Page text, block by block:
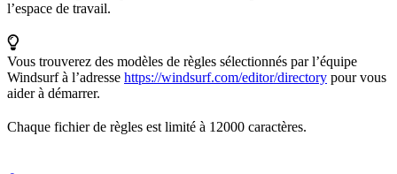
l’espace de travail.
Vous trouverez des modèles de règles sélectionnés par l’équipe
Windsurf à l’adresse https://windsurf.com/editor/directory pour vous
aider à démarrer.
Chaque fichier de règles est limité à 12000 caractères.